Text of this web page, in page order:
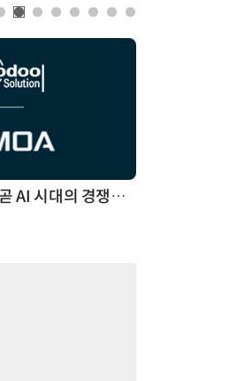
체계화 된 데이터가 곧 AI 시대의 경쟁력이다